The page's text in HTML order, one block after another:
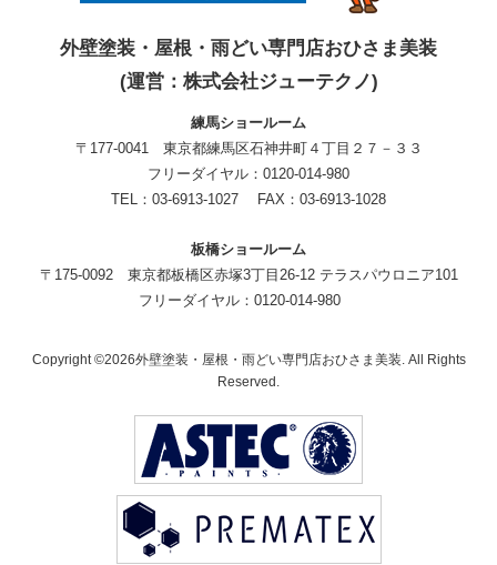
外壁塗装・屋根・雨どい専門店おひさま美装
(運営：株式会社ジューテクノ)
練馬ショールーム
〒177-0041 東京都練馬区石神井町４丁目２７－３３
フリーダイヤル：0120-014-980
TEL：03-6913-1027 FAX：03-6913-1028
板橋ショールーム
〒175-0092 東京都板橋区赤塚3丁目26-12 テラスパウロニア101
フリーダイヤル：0120-014-980
Copyright ©2026外壁塗装・屋根・雨どい専門店おひさま美装. All Rights
Reserved.